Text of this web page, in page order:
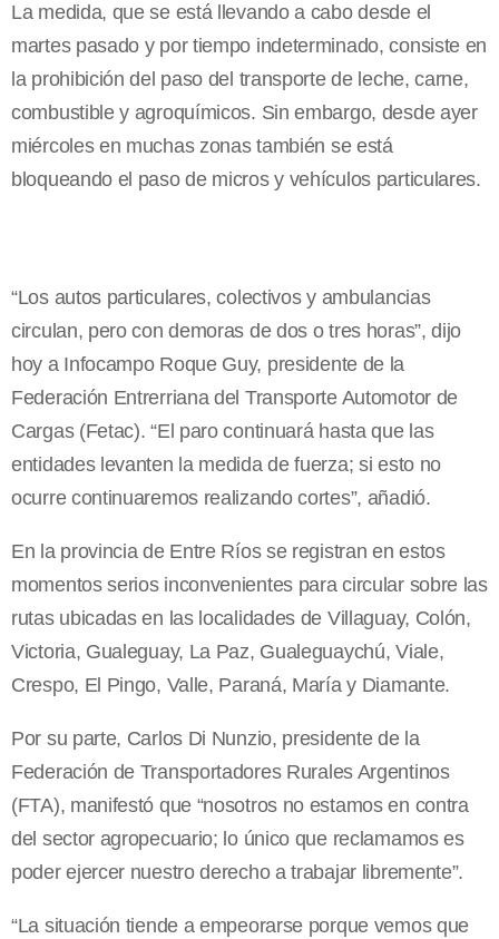
La medida, que se está llevando a cabo desde el
martes pasado y por tiempo indeterminado, consiste en
la prohibición del paso del transporte de leche, carne,
combustible y agroquímicos. Sin embargo, desde ayer
miércoles en muchas zonas también se está
bloqueando el paso de micros y vehículos particulares.
“Los autos particulares, colectivos y ambulancias
circulan, pero con demoras de dos o tres horas”, dijo
hoy a Infocampo Roque Guy, presidente de la
Federación Entrerriana del Transporte Automotor de
Cargas (Fetac). “El paro continuará hasta que las
entidades levanten la medida de fuerza; si esto no
ocurre continuaremos realizando cortes”, añadió.
En la provincia de Entre Ríos se registran en estos
momentos serios inconvenientes para circular sobre las
rutas ubicadas en las localidades de Villaguay, Colón,
Victoria, Gualeguay, La Paz, Gualeguaychú, Viale,
Crespo, El Pingo, Valle, Paraná, María y Diamante.
Por su parte, Carlos Di Nunzio, presidente de la
Federación de Transportadores Rurales Argentinos
(FTA), manifestó que “nosotros no estamos en contra
del sector agropecuario; lo único que reclamamos es
poder ejercer nuestro derecho a trabajar libremente”.
“La situación tiende a empeorarse porque vemos que